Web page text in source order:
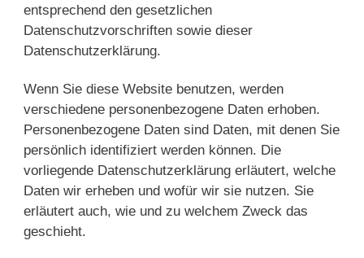
entsprechend den gesetzlichen
Datenschutzvorschriften sowie dieser
Datenschutzerklärung.
Wenn Sie diese Website benutzen, werden
verschiedene personenbezogene Daten erhoben.
Personenbezogene Daten sind Daten, mit denen Sie
persönlich identifiziert werden können. Die
vorliegende Datenschutzerklärung erläutert, welche
Daten wir erheben und wofür wir sie nutzen. Sie
erläutert auch, wie und zu welchem Zweck das
geschieht.